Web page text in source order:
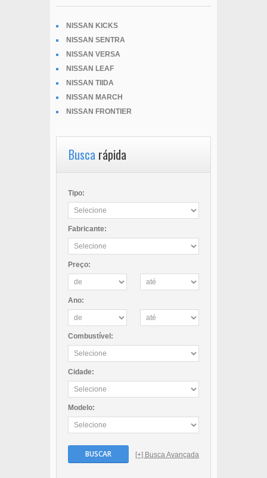
NISSAN KICKS
NISSAN SENTRA
NISSAN VERSA
NISSAN LEAF
NISSAN TIIDA
NISSAN MARCH
NISSAN FRONTIER
Busca rápida
Tipo:
Fabricante:
Preço:
Ano:
Combustível:
Cidade:
Modelo:
BUSCAR [+] Busca Avançada